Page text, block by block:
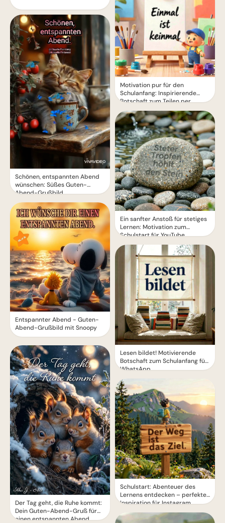
Schönen, entspannten Abend
wünschen: Süßes Guten-
Abend-Grußbild
Entspannter Abend - Guten-
Abend-Grußbild mit Snoopy
Der Tag geht, die Ruhe kommt:
Dein Guten-Abend-Gruß für
einen entspannten Abend
Motivation pur für den
Schulanfang: Inspirierende
Botschaft zum Teilen per
WhatsApp!
Ein sanfter Anstoß für stetiges
Lernen: Motivation zum
Schulstart für YouTube.
Lesen bildet! Motivierende
Botschaft zum Schulanfang für
WhatsApp
Schulstart: Abenteuer des
Lernens entdecken – perfekte
Inspiration für Instagram